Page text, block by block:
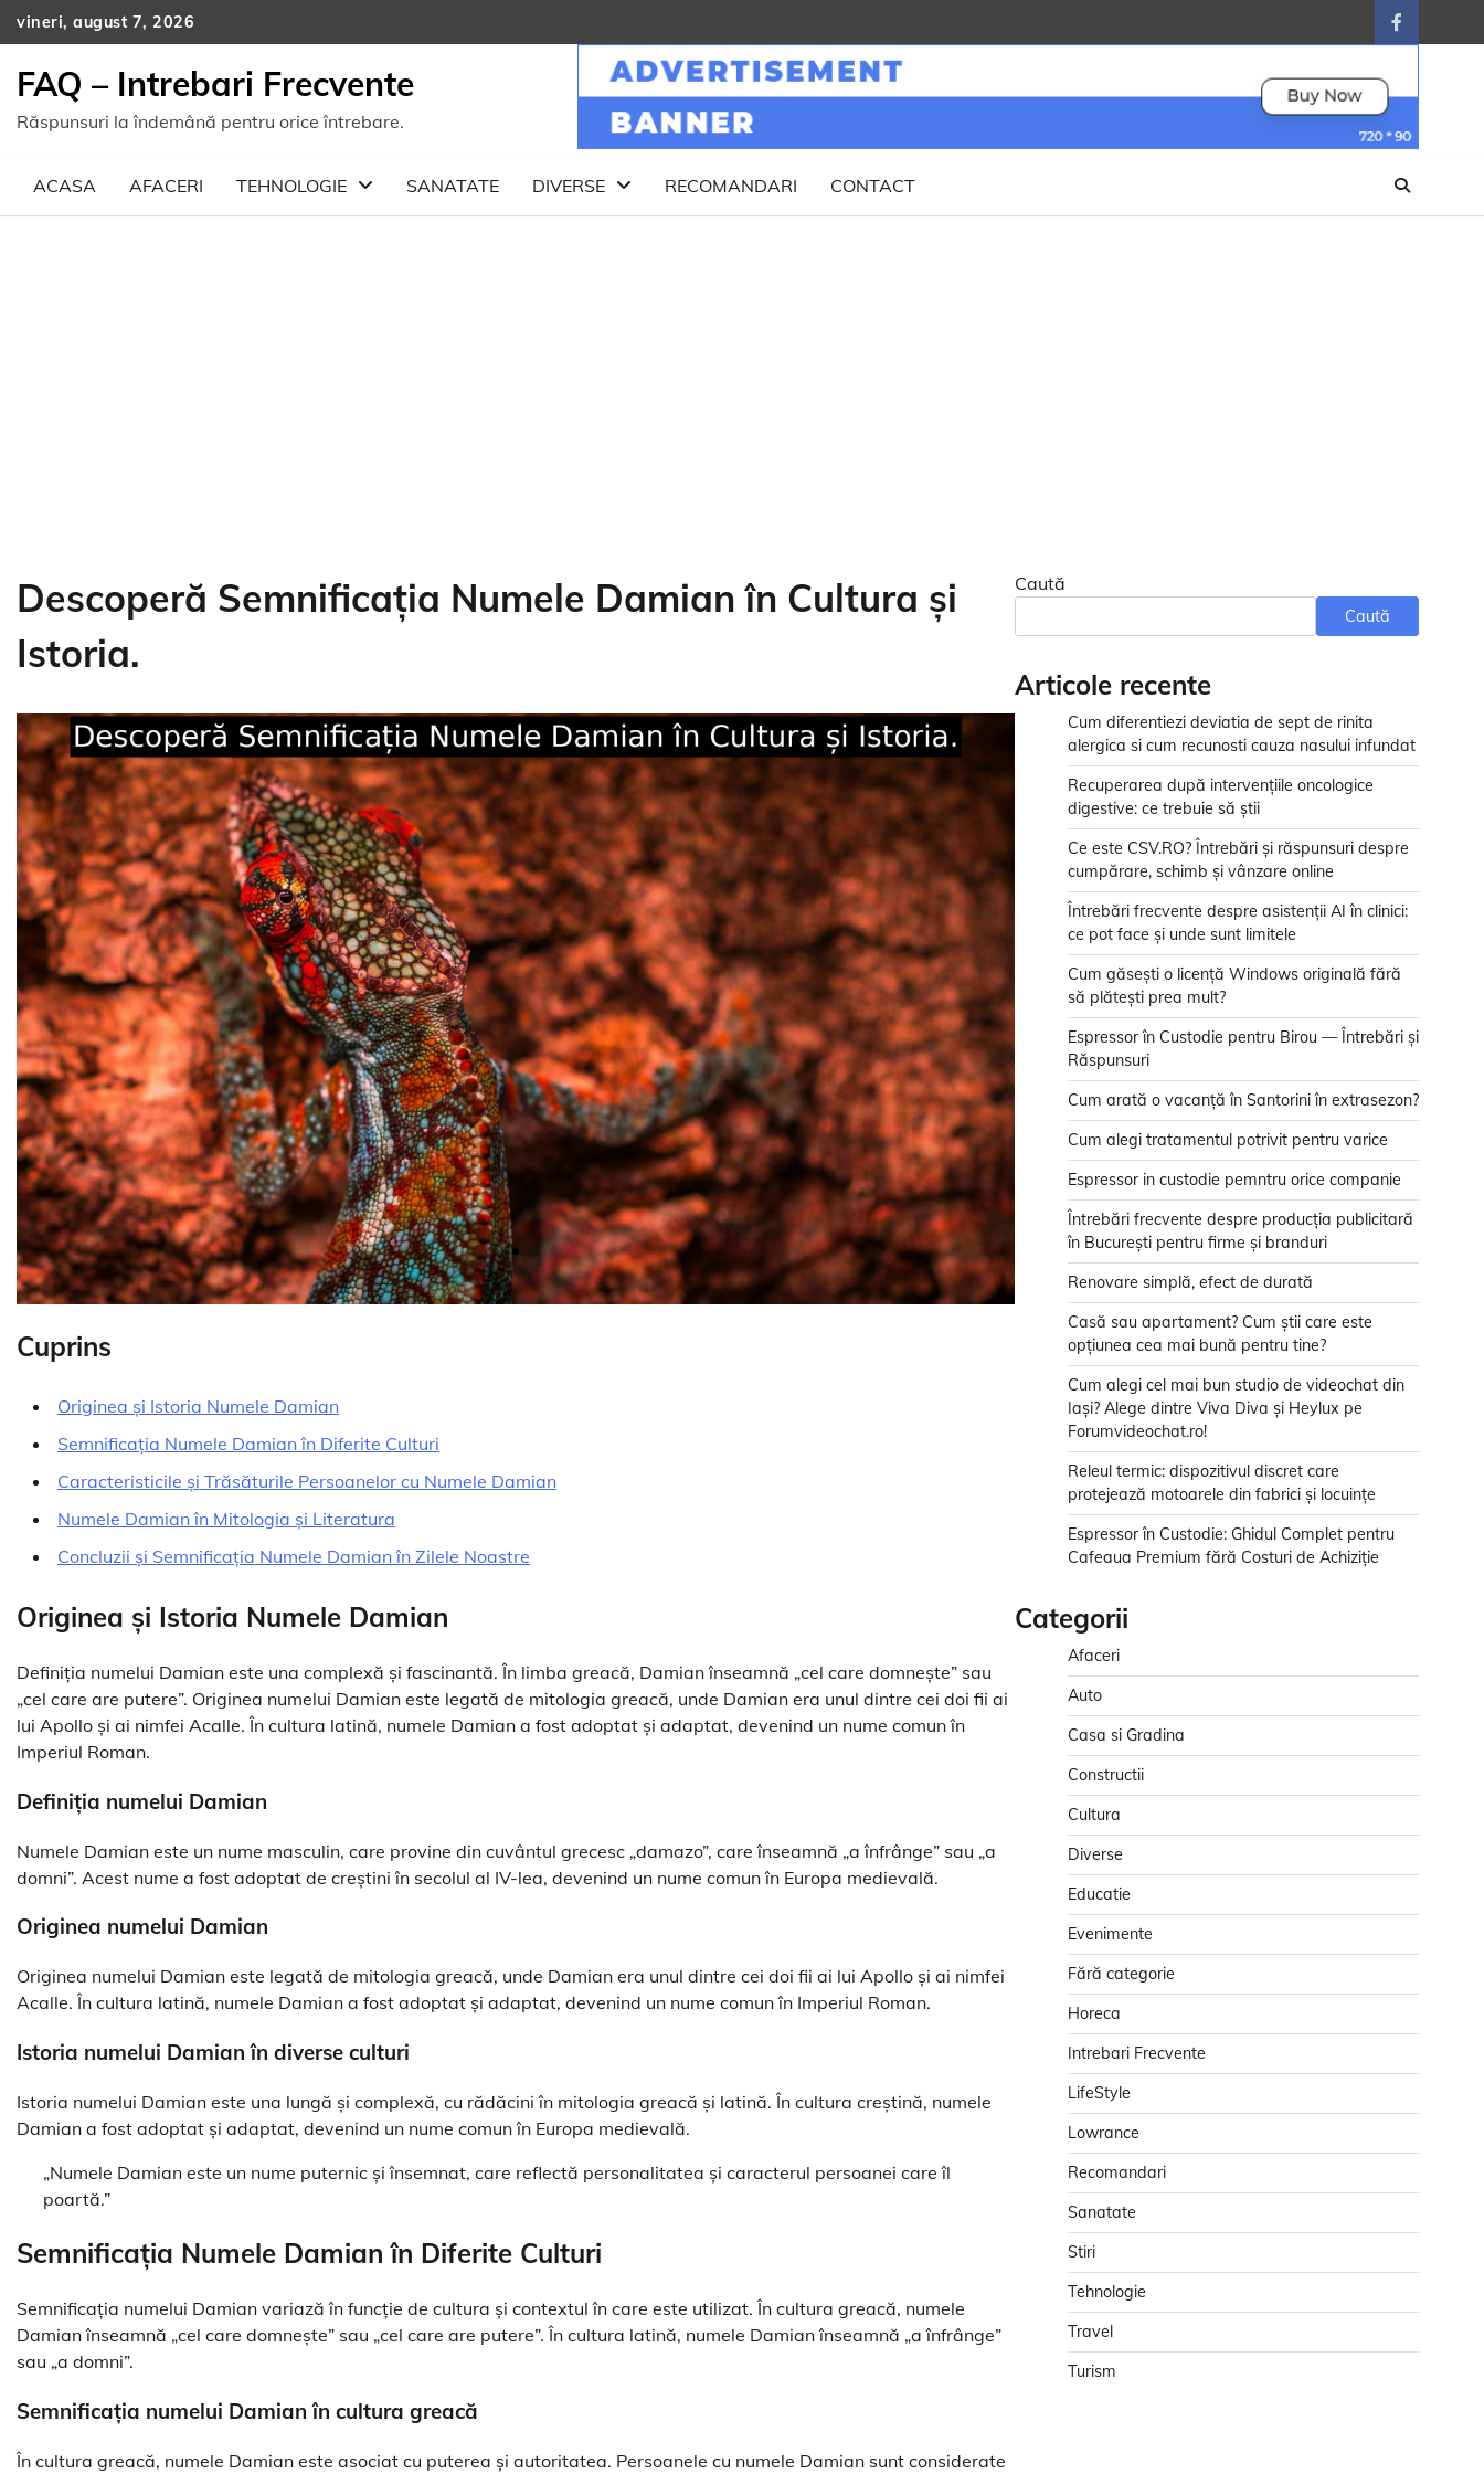
Skip
to
vineri, august 7, 2026
facebook
FAQ – Intrebari Frecvente
Răspunsuri la îndemână pentru orice întrebare.
ACASA AFACERI TEHNOLOGIE SANATATE DIVERSE RECOMANDARI CONTACT
Descoperă Semnificația Numele Damian în Cultura și
Istoria.
Cuprins
Originea și Istoria Numele Damian
Semnificația Numele Damian în Diferite Culturi
Caracteristicile și Trăsăturile Persoanelor cu Numele Damian
Numele Damian în Mitologia și Literatura
Concluzii și Semnificația Numele Damian în Zilele Noastre
Originea și Istoria Numele Damian
Definiția numelui Damian este una complexă și fascinantă. În limba greacă, Damian înseamnă „cel care domnește” sau
„cel care are putere”. Originea numelui Damian este legată de mitologia greacă, unde Damian era unul dintre cei doi fii ai
lui Apollo și ai nimfei Acalle. În cultura latină, numele Damian a fost adoptat și adaptat, devenind un nume comun în
Imperiul Roman.
Definiția numelui Damian
Numele Damian este un nume masculin, care provine din cuvântul grecesc „damazo”, care înseamnă „a înfrânge” sau „a
domni”. Acest nume a fost adoptat de creștini în secolul al IV-lea, devenind un nume comun în Europa medievală.
Originea numelui Damian
Originea numelui Damian este legată de mitologia greacă, unde Damian era unul dintre cei doi fii ai lui Apollo și ai nimfei
Acalle. În cultura latină, numele Damian a fost adoptat și adaptat, devenind un nume comun în Imperiul Roman.
Istoria numelui Damian în diverse culturi
Istoria numelui Damian este una lungă și complexă, cu rădăcini în mitologia greacă și latină. În cultura creștină, numele
Damian a fost adoptat și adaptat, devenind un nume comun în Europa medievală.
„Numele Damian este un nume puternic și însemnat, care reflectă personalitatea și caracterul persoanei care îl
poartă.”
Semnificația Numele Damian în Diferite Culturi
Semnificația numelui Damian variază în funcție de cultura și contextul în care este utilizat. În cultura greacă, numele
Damian înseamnă „cel care domnește” sau „cel care are putere”. În cultura latină, numele Damian înseamnă „a înfrânge”
sau „a domni”.
Semnificația numelui Damian în cultura greacă
În cultura greacă, numele Damian este asociat cu puterea și autoritatea. Persoanele cu numele Damian sunt considerate
Caută
Caută
Articole recente
Cum diferentiezi deviatia de sept de rinita
alergica si cum recunosti cauza nasului infundat
Recuperarea după intervențiile oncologice
digestive: ce trebuie să știi
Ce este CSV.RO? Întrebări și răspunsuri despre
cumpărare, schimb și vânzare online
Întrebări frecvente despre asistenții AI în clinici:
ce pot face și unde sunt limitele
Cum găsești o licență Windows originală fără
să plătești prea mult?
Espressor în Custodie pentru Birou — Întrebări și
Răspunsuri
Cum arată o vacanță în Santorini în extrasezon?
Cum alegi tratamentul potrivit pentru varice
Espressor in custodie pemntru orice companie
Întrebări frecvente despre producția publicitară
în București pentru firme și branduri
Renovare simplă, efect de durată
Casă sau apartament? Cum știi care este
opțiunea cea mai bună pentru tine?
Cum alegi cel mai bun studio de videochat din
Iași? Alege dintre Viva Diva și Heylux pe
Forumvideochat.ro!
Releul termic: dispozitivul discret care
protejează motoarele din fabrici și locuințe
Espressor în Custodie: Ghidul Complet pentru
Cafeaua Premium fără Costuri de Achiziție
Categorii
Afaceri
Auto
Casa si Gradina
Constructii
Cultura
Diverse
Educatie
Evenimente
Fără categorie
Horeca
Intrebari Frecvente
LifeStyle
Lowrance
Recomandari
Sanatate
Stiri
Tehnologie
Travel
Turism